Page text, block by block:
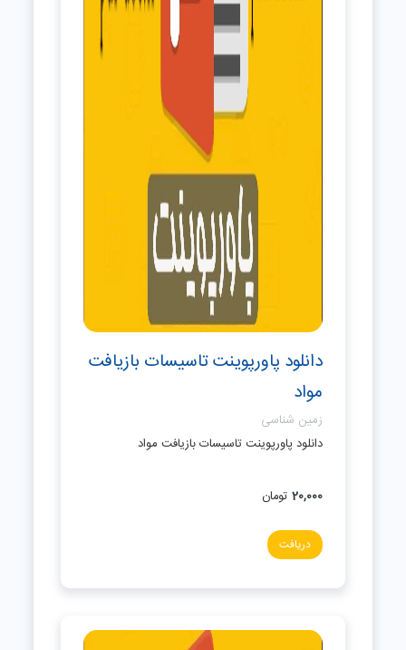
دانلود پاورپوینت تاسیسات بازیافت
مواد
زمین شناسی
دانلود پاورپوینت تاسیسات بازیافت مواد
20,000 تومان
دریافت